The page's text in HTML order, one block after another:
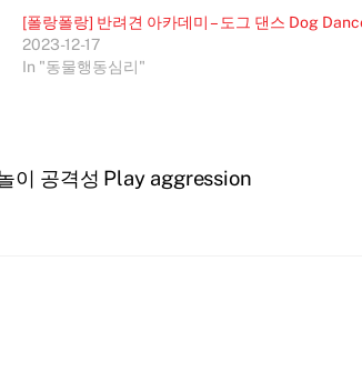
[폴랑폴랑] 반려견 아카데미 – 도그 댄스 Dog
2023-12-17
In "동물행동심리"
이 공격성 Play aggression